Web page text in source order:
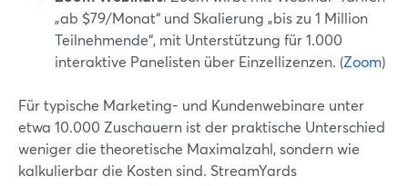
„ab $79/Monat“ und Skalierung „bis zu 1 Million
Teilnehmende“, mit Unterstützung für 1.000
interaktive Panelisten über Einzellizenzen. (Zoom)
Für typische Marketing- und Kundenwebinare unter
etwa 10.000 Zuschauern ist der praktische Unterschied
weniger die theoretische Maximalzahl, sondern wie
kalkulierbar die Kosten sind. StreamYards